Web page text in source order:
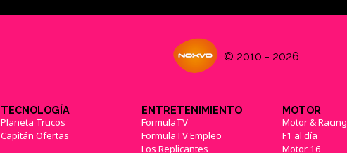
© 2010 - 2026
TECNOLOGÍA
Planeta Trucos
Capitán Ofertas
ENTRETENIMIENTO
FormulaTV
FormulaTV Empleo
Los Replicantes
MOTOR
Motor & Racing
F1 al día
Motor 16